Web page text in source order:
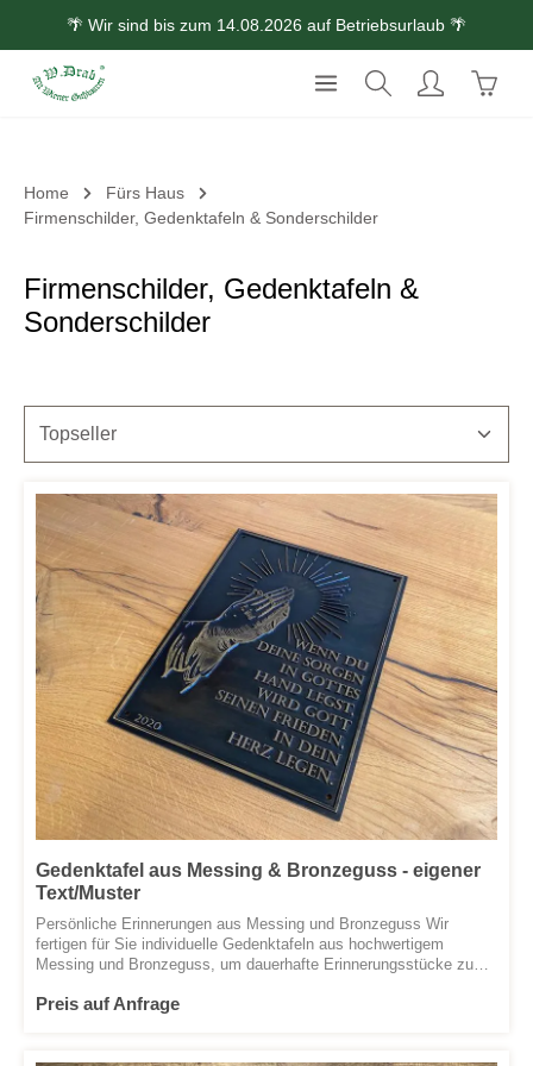
Zum Hauptinhalt springen
🌴 Wir sind bis zum 14.08.2026 auf Betriebsurlaub 🌴
Home
Fürs Haus
Firmenschilder, Gedenktafeln & Sonderschilder
Firmenschilder, Gedenktafeln &
Sonderschilder
Gedenktafel aus Messing & Bronzeguss - eigener
Text/Muster
Persönliche Erinnerungen aus Messing und Bronzeguss Wir
fertigen für Sie individuelle Gedenktafeln aus hochwertigem
Messing und Bronzeguss, um dauerhafte Erinnerungsstücke zu
gefertigt, wobei Sie die Freiheit haben, Größe, Design, Inschrift
Preis auf Anfrage